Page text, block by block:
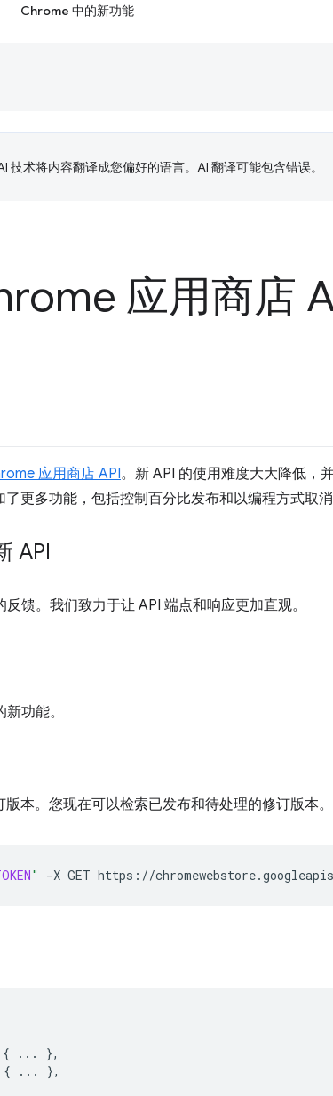
Chrome 中的新功能
技术将内容翻译成您偏好的语言。AI 翻译可能包含错误。
应用商店
应用商店 API。新 API 的使用难度大大降低，
更多功能，包括控制百分比发布和以编程方式取消
API
馈。我们致力于让 API 端点和响应更加直观。
功能。
本。您现在可以检索已发布和待处理的修订版本。
" -X GET
{ ...
},
{ ...
},